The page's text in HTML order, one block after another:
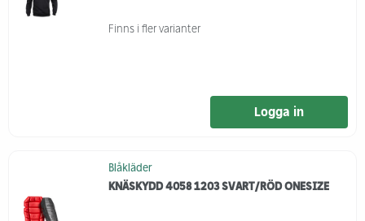
Finns i fler varianter
Logga in
Blåkläder
KNÄSKYDD 4058 1203 SVART/RÖD ONESIZE